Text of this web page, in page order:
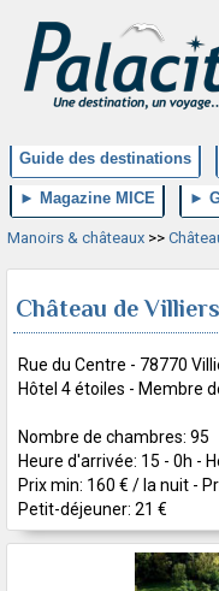
Guide des destinations
► Magazine MICE ►
Manoirs & châteaux >>
Château de
Rue du Centre - 78770
Hôtel 4 étoiles - Membre
Nombre de chambres: 95
Heure d'arrivée: 15 - 0h -
Prix min: 160 € / la nuit -
Petit-déjeuner: 21 €